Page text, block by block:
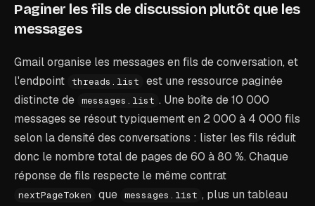
Paginer les fils de discussion plutôt que les
messages
Gmail organise les messages en fils de conversation, et
l'endpoint threads.list
est une ressource paginée
distincte de messages.list . Une boîte de 10 000
messages se résout typiquement en 2 000 à 4 000 fils
selon la densité des conversations : lister les fils réduit
donc le nombre total de pages de 60 à 80 %. Chaque
réponse de fils respecte le même contrat
nextPageToken que messages.list , plus un tableau